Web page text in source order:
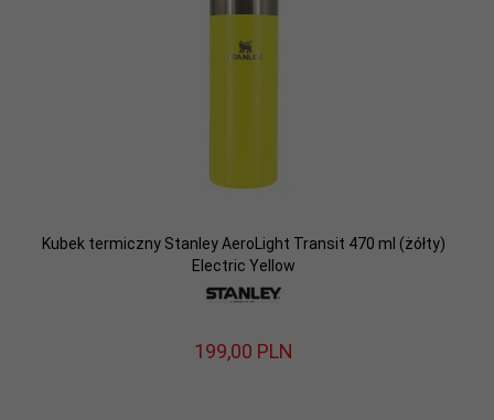
Kubek termiczny Stanley AeroLight Transit 470 ml (żółty)
Electric Yellow
199,00 PLN